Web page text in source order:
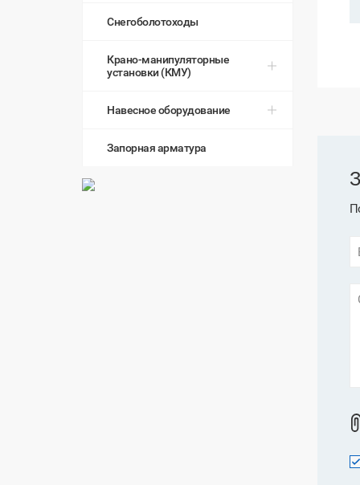
Снегоболотоходы
Крано-манипуляторные
установки (КМУ)
Навесное оборудование
Запорная арматура